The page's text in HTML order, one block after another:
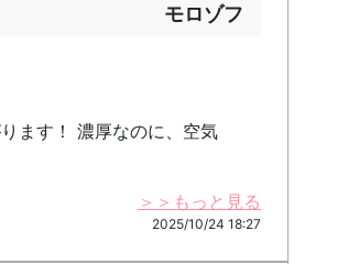
モロゾフ
ます！ 濃厚なのに、空気
＞＞もっと見る
2025/10/24 18:27